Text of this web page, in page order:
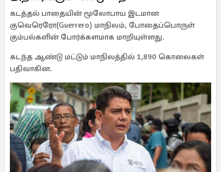
கடத்தல் பாதையின் மூலோபாய இடமான
குவெரெரோ(Guerrero) மாநிலம், போதைப்பொருள்
கும்பல்களின் போர்க்களமாக மாறியுள்ளது.
கடந்த ஆண்டு மட்டும் மாநிலத்தில் 1,890 கொலைகள்
பதிவாகின.